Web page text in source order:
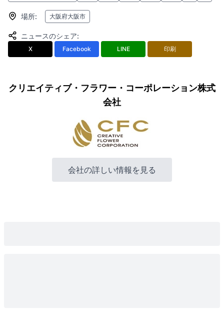
場所: 大阪府大阪市
ニュースのシェア:
X Facebook LINE 印刷
クリエイティブ・フラワー・コーポレーション株式
会社
会社の詳しい情報を見る